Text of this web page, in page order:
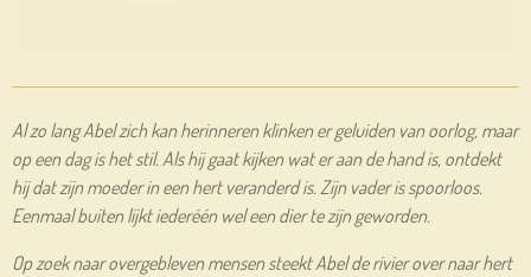
Al zo lang Abel zich kan herinneren klinken er geluiden van oorlog, maar
op een dag is het stil. Als hij gaat kijken wat er aan de hand is, ontdekt
hij dat zijn moeder in een hert veranderd is. Zijn vader is spoorloos.
Eenmaal buiten lijkt iederéén wel een dier te zijn geworden.
Op zoek naar overgebleven mensen steekt Abel de rivier over naar hert